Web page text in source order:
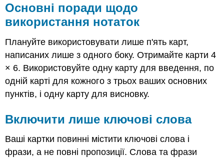
Основні поради щодо
використання нотаток
Плануйте використовувати лише п'ять карт,
написаних лише з одного боку. Отримайте карти 4
× 6. Використовуйте одну карту для введення, по
одній карті для кожного з трьох ваших основних
пунктів, і одну карту для висновку.
Включити лише ключові слова
Ваші картки повинні містити ключові слова і
фрази, а не повні пропозиції. Слова та фрази